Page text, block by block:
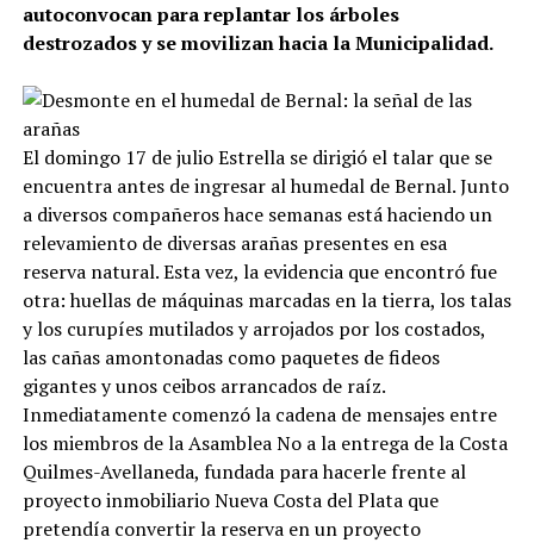
autoconvocan para replantar los árboles
destrozados y se movilizan hacia la Municipalidad.
El domingo 17 de julio Estrella se dirigió el talar que se
encuentra antes de ingresar al humedal de Bernal. Junto
a diversos compañeros hace semanas está haciendo un
relevamiento de diversas arañas presentes en esa
reserva natural. Esta vez, la evidencia que encontró fue
otra: huellas de máquinas marcadas en la tierra, los talas
y los curupíes mutilados y arrojados por los costados,
las cañas amontonadas como paquetes de fideos
gigantes y unos ceibos arrancados de raíz.
Inmediatamente comenzó la cadena de mensajes entre
los miembros de la Asamblea No a la entrega de la Costa
Quilmes-Avellaneda, fundada para hacerle frente al
proyecto inmobiliario Nueva Costa del Plata que
pretendía convertir la reserva en un proyecto